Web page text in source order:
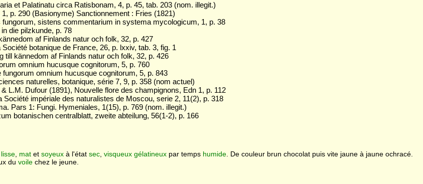
et Palatinatu circa Ratisbonam, 4, p. 45, tab. 203 (nom. illegit.)
p. 290 (Basionyme) Sanctionnement : Fries (1821)
sistens commentarium in systema mycologicum, 1, p. 38
die pilzkunde, p. 78
af Finlands natur och folk, 32, p. 427
botanique de France, 26, p. lxxiv, tab. 3, fig. 1
till kännedom af Finlands natur och folk, 32, p. 426
omnium hucusque cognitorum, 5, p. 760
omnium hucusque cognitorum, 5, p. 843
naturelles, botanique, série 7, 9, p. 358 (nom actuel)
L.M. Dufour (1891), Nouvelle flore des champignons, Edn 1, p. 112
Société impériale des naturalistes de Moscou, serie 2, 11(2), p. 318
Pars 1: Fungi. Hymeniales, 1(15), p. 769 (nom. illegit.)
botanischen centralblatt, zweite abteilung, 56(1-2), p. 166
lisse, matet soyeuxà l'état sec, visqueux gélatineuxpar temps humide. De couleur brun chocolat puis vite jaune à jaune ochracé.
duvoile chez le jeune.